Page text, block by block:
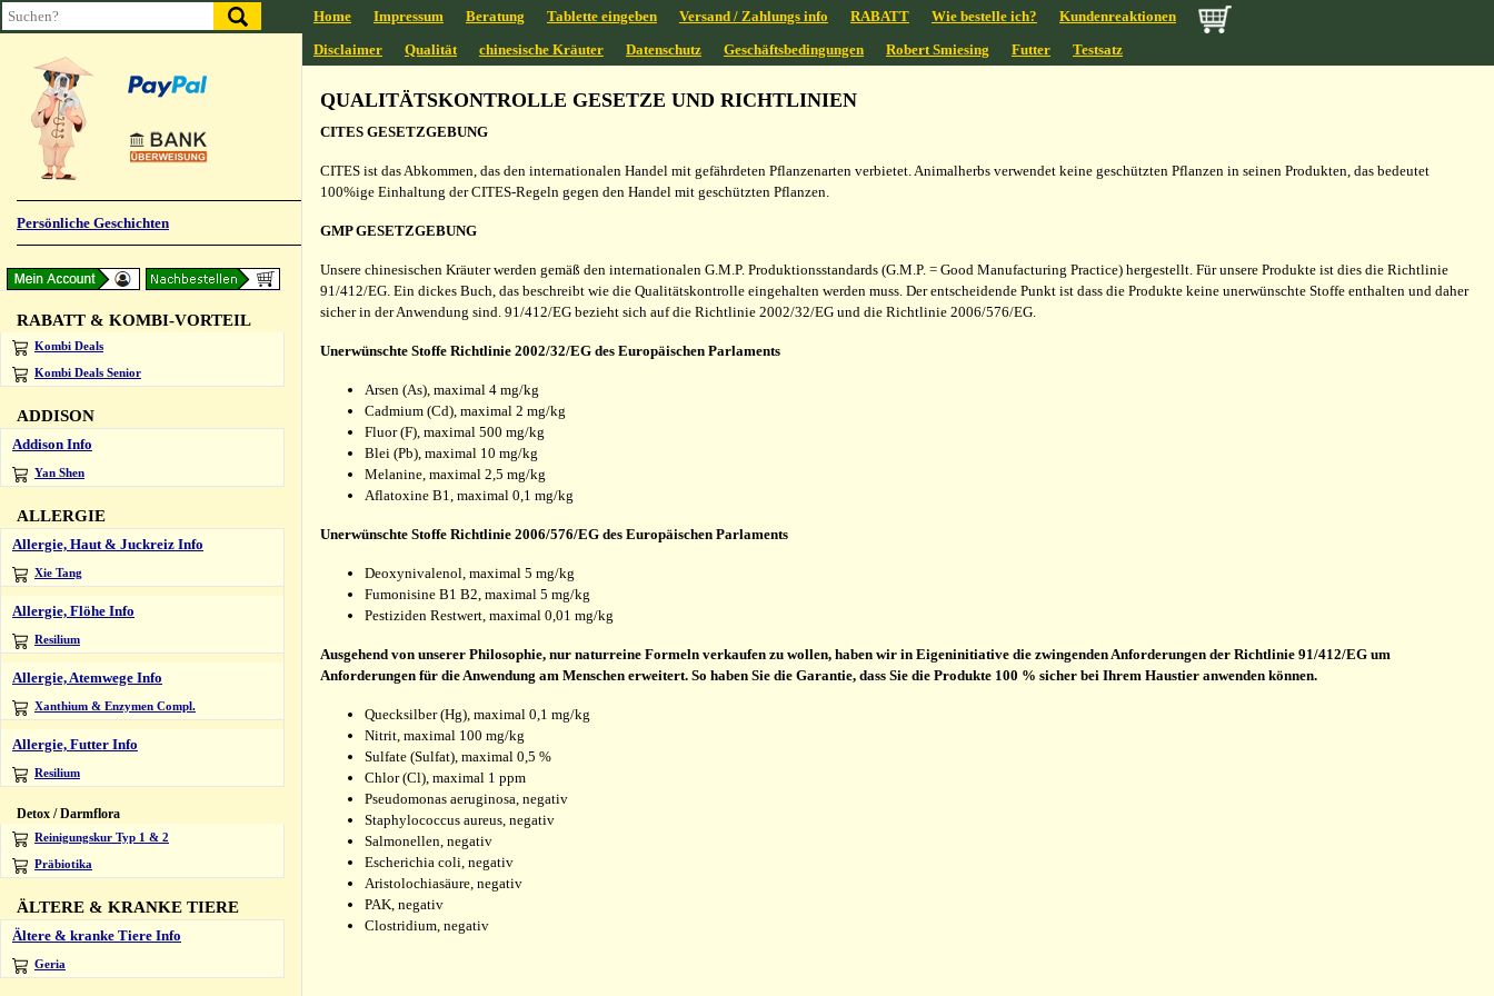
Persönliche Geschichten
RABATT & KOMBI-VORTEIL
Kombi Deals
Kombi Deals Senior
ADDISON
Addison Info
Yan Shen
ALLERGIE
Allergie, Haut & Juckreiz Info
Xie Tang
Allergie, Flöhe Info
Resilium
Allergie, Atemwege Info
Xanthium & Enzymen Compl.
Allergie, Futter Info
Resilium
Detox / Darmflora
Reinigungskur Typ 1 & 2
Präbiotika
ÄLTERE & KRANKE TIERE
Ältere & kranke Tiere Info
Geria
Home Impressum Beratung Tablette eingeben Versand / Zahlungs info RABATT Wie bestelle ich?
Kundenreaktionen
Disclaimer
Qualität chinesische Kräuter Datenschutz Geschäftsbedingungen Robert Smiesing Futter Testsatz
QUALITÄTSKONTROLLE GESETZE UND RICHTLINIEN
CITES GESETZGEBUNG
CITES ist das Abkommen, das den internationalen Handel mit gefährdeten Pflanzenarten verbietet. Animalherbs verwendet keine geschützten Pflanzen in seinen Produkten, das bedeutet
100%ige Einhaltung der CITES-Regeln gegen den Handel mit geschützten Pflanzen.
GMP GESETZGEBUNG
Unsere chinesischen Kräuter werden gemäß den internationalen G.M.P. Produktionsstandards (G.M.P. = Good Manufacturing Practice) hergestellt. Für unsere Produkte ist dies die Richtlinie
91/412/EG. Ein dickes Buch, das beschreibt wie die Qualitätskontrolle eingehalten werden muss. Der entscheidende Punkt ist dass die Produkte keine unerwünschte Stoffe enthalten und daher
sicher in der Anwendung sind. 91/412/EG bezieht sich auf die Richtlinie 2002/32/EG und die Richtlinie 2006/576/EG.
Unerwünschte Stoffe Richtlinie 2002/32/EG des Europäischen Parlaments
Arsen (As), maximal 4 mg/kg
Cadmium (Cd), maximal 2 mg/kg
Fluor (F), maximal 500 mg/kg
Blei (Pb), maximal 10 mg/kg
Melanine, maximal 2,5 mg/kg
Aflatoxine B1, maximal 0,1 mg/kg
Unerwünschte Stoffe Richtlinie 2006/576/EG des Europäischen Parlaments
Deoxynivalenol, maximal 5 mg/kg
Fumonisine B1 B2, maximal 5 mg/kg
Pestiziden Restwert, maximal 0,01 mg/kg
Ausgehend von unserer Philosophie, nur naturreine Formeln verkaufen zu wollen, haben wir in Eigeninitiative die zwingenden Anforderungen der Richtlinie 91/412/EG um
Anforderungen für die Anwendung am Menschen erweitert. So haben Sie die Garantie, dass Sie die Produkte 100 % sicher bei Ihrem Haustier anwenden können.
Quecksilber (Hg), maximal 0,1 mg/kg
Nitrit, maximal 100 mg/kg
Sulfate (Sulfat), maximal 0,5 %
Chlor (Cl), maximal 1 ppm
Pseudomonas aeruginosa, negativ
Staphylococcus aureus, negativ
Salmonellen, negativ
Escherichia coli, negativ
Aristolochiasäure, negativ
PAK, negativ
Clostridium, negativ